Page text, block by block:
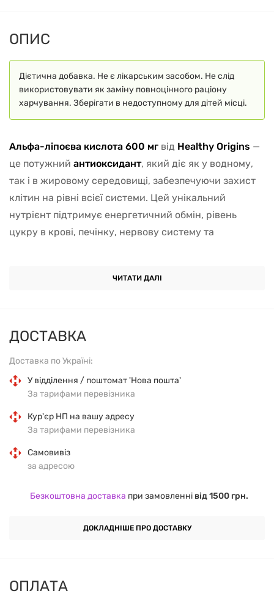
ДОСТАВКА
Доставка по Україні:
У відділення / поштомат 'Нова пошта'
За тарифами перевізника
Кур'єр НП на вашу адресу
За тарифами перевізника
Самовивіз
за адресою
Безкоштовна доставка при замовленні від 1500 грн.
ДОКЛАДНІШЕ ПРО ДОСТАВКУ
ОПЛАТА
ОПИС
Дієтична добавка. Не є лікарським засобом. Не слід
використовувати як заміну повноцінного раціону
харчування. Зберігати в недоступному для дітей місці.
Альфа-ліпоєва кислота 600 мг від Healthy Origins —
це потужний антиоксидант, який діє як у водному,
так і в жировому середовищі, забезпечуючи захист
клітин на рівні всієї системи. Цей унікальний
нутрієнт підтримує енергетичний обмін, рівень
цукру в крові, печінку, нервову систему та
сприяючи регенерації глутатіону, найпотужнішого
ефективність при підвищених навантаженнях,
600 мг альфа-ліпоєвої кислотиу кожній
Сприяєантиоксидантному захисту
глутатіону
глюкози
Універсальна дія — працює і в жиророзчинному, і у
алергенів
ЧИТАТИ ДАЛІ